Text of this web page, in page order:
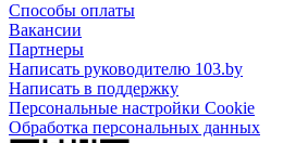
Способы оплаты
Вакансии
Партнеры
Написать руководителю 103.by
Написать в поддержку
Персональные настройки Cookie
Обработка персональных данных